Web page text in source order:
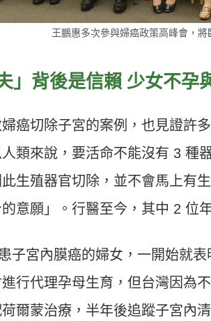
王鵬惠多次參與婦癌政策高峰會，將
」背後是信賴 少女不孕
癌切除子宮的案例，也見證許
類來說，要活命不能沒有 3 種
生殖器官切除，並不會馬上有
意願」。行醫至今，其中 2 位
子宮內膜癌的婦女，一開始就
行代理孕母生育，但台灣因為
爾蒙治療，半年後追蹤子宮內